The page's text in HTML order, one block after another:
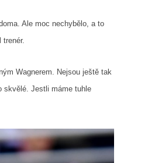
Ale moc nechybělo, a to
Wagnerem. Nejsou ještě tak
skvělé. Jestli máme tuhle